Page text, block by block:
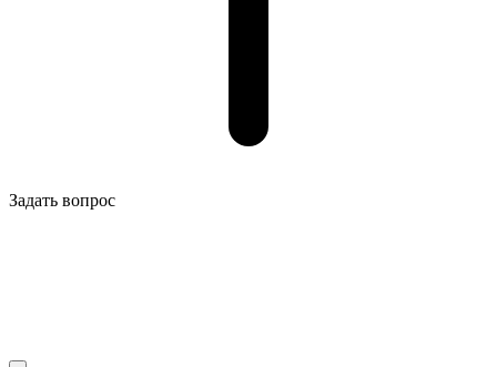
Задать вопрос